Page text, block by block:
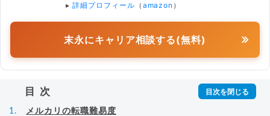
▸ 詳細プロフィール （ amazon ）
末永にキャリア相談する(無料)
目次
メルカリの転職難易度